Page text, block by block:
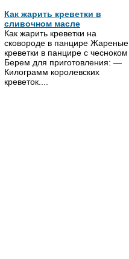
Как жарить креветки в
сливочном масле
Как жарить креветки на
сковороде в панцире Жареные
креветки в панцире с чесноком
Берем для приготовления: —
Килограмм королевских
креветок....